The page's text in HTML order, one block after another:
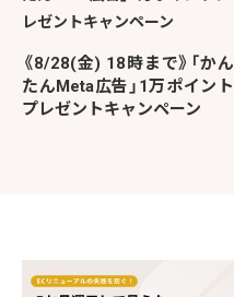
《8/28(金) 18時まで》「かん
たんMeta広告」1万ポイント
プレゼントキャンペーン